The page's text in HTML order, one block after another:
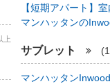
上
【短期アパート】
マンハッタンの
サブレット
マンハッタン